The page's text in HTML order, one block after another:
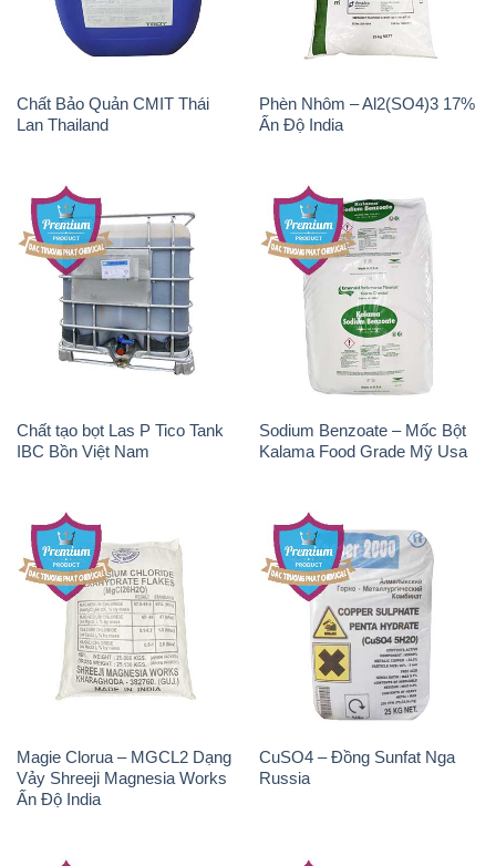
Chất Bảo Quản CMIT Thái
Lan Thailand
Phèn Nhôm – Al2(SO4)3 17%
Ấn Độ India
Chất tạo bọt Las P Tico Tank
IBC Bồn Việt Nam
Sodium Benzoate – Mốc Bột
Kalama Food Grade Mỹ Usa
Magie Clorua – MGCL2 Dạng
Vảy Shreeji Magnesia Works
Ấn Độ India
CuSO4 – Đồng Sunfat Nga
Russia